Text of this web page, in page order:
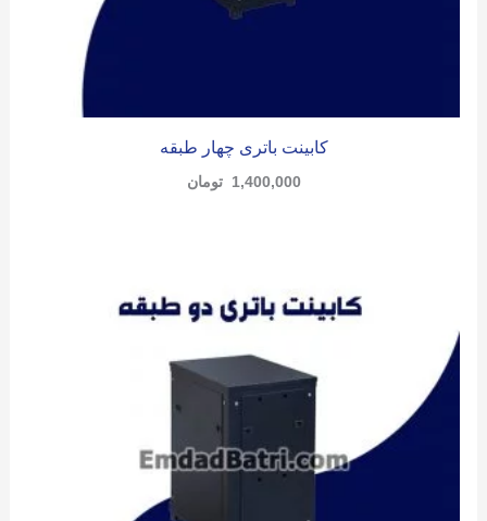
کابینت باتری چهار طبقه
1,400,000 تومان